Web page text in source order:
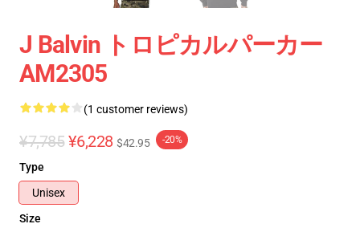
J Balvin トロピカルパーカー
AM2305
(1 customer reviews)
¥7,785 ¥6,228 $42.95 -20%
Type
Unisex
Size